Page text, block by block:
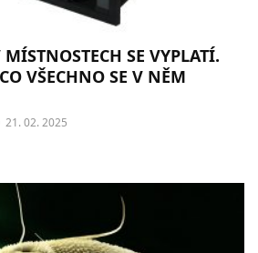
SE VYPLATÍ.
VŠECHNO SE V NĚM
21. 02. 2025